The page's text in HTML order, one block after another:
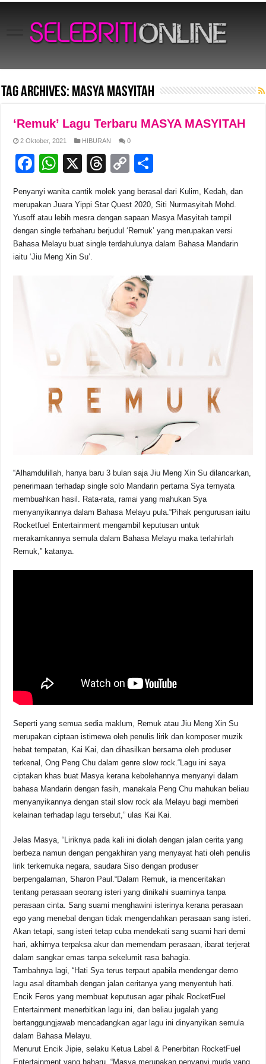
Tag Archives: MASYA MASYITAH
‘Remuk’ Lagu Terbaru MASYA MASYITAH
2 Oktober, 2021 HIBURAN 0
F
c
e
b
o
W
at
s
A
p
X
T
e
a
d
C
p
y
Li
k
ar
e
Penyanyi wanita cantik molek yang berasal dari Kulim, Kedah, dan
merupakan Juara Yippi Star Quest 2020, Siti Nurmasyitah Mohd.
Yusoff atau lebih mesra dengan sapaan Masya Masyitah tampil
dengan single terbaharu berjudul ‘Remuk’ yang merupakan versi
Bahasa Melayu buat single terdahulunya dalam Bahasa Mandarin
iaitu ‘Jiu Meng Xin Su’.
“Alhamdulillah, hanya baru 3 bulan saja Jiu Meng Xin Su dilancarkan,
penerimaan terhadap single solo Mandarin pertama Sya ternyata
membuahkan hasil. Rata-rata, ramai yang mahukan Sya
menyanyikannya dalam Bahasa Melayu pula.“Pihak pengurusan iaitu
Rocketfuel Entertainment mengambil keputusan untuk
merakamkannya semula dalam Bahasa Melayu maka terlahirlah
Remuk,” katanya.
Seperti yang semua sedia maklum, Remuk atau Jiu Meng Xin Su
merupakan ciptaan istimewa oleh penulis lirik dan komposer muzik
hebat tempatan, Kai Kai, dan dihasilkan bersama oleh produser
terkenal, Ong Peng Chu dalam genre slow rock.“Lagu ini saya
ciptakan khas buat Masya kerana kebolehannya menyanyi dalam
bahasa Mandarin dengan fasih, manakala Peng Chu mahukan beliau
menyanyikannya dengan stail slow rock ala Melayu bagi memberi
kelainan terhadap lagu tersebut,” ulas Kai Kai.
Jelas Masya, “Liriknya pada kali ini diolah dengan jalan cerita yang
berbeza namun dengan pengakhiran yang menyayat hati oleh penulis
lirik terkemuka negara, saudara Siso dengan produser
berpengalaman, Sharon Paul.“Dalam Remuk, ia menceritakan
tentang perasaan seorang isteri yang dinikahi suaminya tanpa
perasaan cinta. Sang suami menghawini isterinya kerana perasaan
ego yang menebal dengan tidak mengendahkan perasaan sang isteri.
Akan tetapi, sang isteri tetap cuba mendekati sang suami hari demi
hari, akhirnya terpaksa akur dan memendam perasaan, ibarat terjerat
dalam sangkar emas tanpa sekelumit rasa bahagia.
Tambahnya lagi, “Hati Sya terus terpaut apabila mendengar demo
lagu asal ditambah dengan jalan ceritanya yang menyentuh hati.
Encik Feros yang membuat keputusan agar pihak RocketFuel
Entertainment menerbitkan lagu ini, dan beliau jugalah yang
bertanggungjawab mencadangkan agar lagu ini dinyanyikan semula
dalam Bahasa Melayu.
Menurut Encik Jipie, selaku Ketua Label & Penerbitan RocketFuel
Entertainment yang baharu, “Masya merupakan penyanyi muda yang